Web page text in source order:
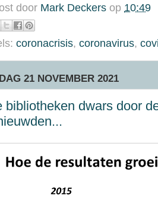
door Mark Deckers op 10:49
coronacrisis, coronavirus,
21 NOVEMBER 2021
bibliotheken dwars door